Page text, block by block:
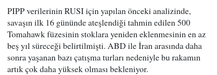
PIPP verilerinin RUSI için yapılan önceki analizinde,
savaşın ilk 16 gününde ateşlendiği tahmin edilen 500
Tomahawk füzesinin stoklara yeniden eklenmesinin en az
beş yıl süreceği belirtilmişti. ABD ile İran arasında daha
sonra yaşanan bazı çatışma turları nedeniyle bu rakamın
artık çok daha yüksek olması bekleniyor.